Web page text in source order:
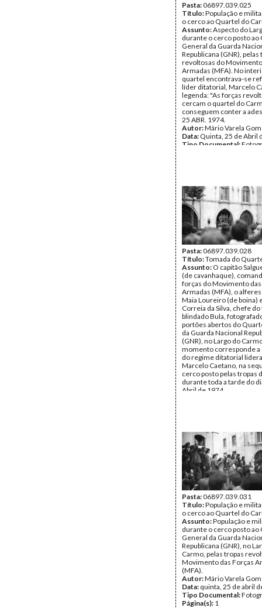
Pasta:06897.039.025
Título:População e
o cerco ao Quartel do
Assunto:Aspecto do
durante o cerco posto ao
General da Guarda
Republicana (GNR), pelas
revoltosas do
Armadas (MFA). No
quartel encontrava-se
líder ditatorial, Marcelo
legenda: "As forças
cercam o quartel do
conseguem conter a
25 ABR. 1974.
Autor:Mário Varela
Data: Quinta, 25 de Abril
Tipo Documental:
Pasta:06897.039.028
Título:Tomada do
Assunto: O capitão
(de cavanhaque),
forças do Movimento
Armadas (MFA), o
Maia Loureiro (de boina)
Correia da Silva, chefe
blindado Bula,
portões abertos do
da Guarda Nacional
(GNR), no Largo do
momento corresponde a
do regime ditatorial
Marcelo Caetano, na
cerco posto pelas tropas
durante toda a tarde do
Abril de 1974.
Pasta:06897.039.031
Título:População e
o cerco ao Quartel do
Assunto:População e
durante o cerco posto ao
General da Guarda
Republicana (GNR), no
Carmo, pelas tropas
Movimento das Forças
(MFA).
Autor:Mário Varela
Data: quinta, 25 de abril
Tipo Documental:
Página(s): 1